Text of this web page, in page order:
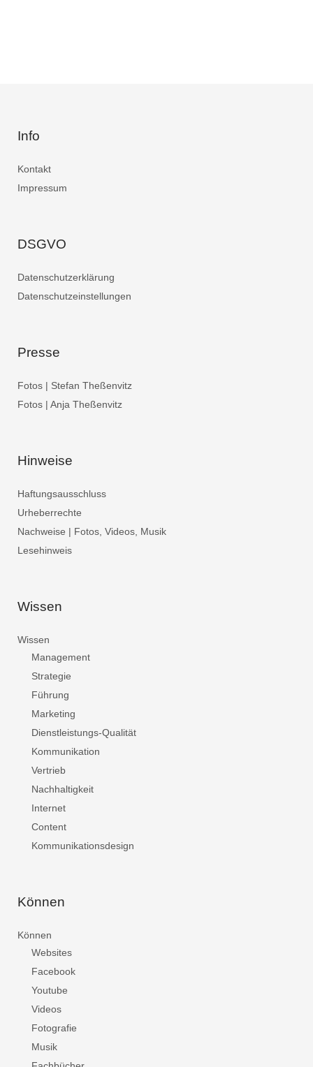
Info
Kontakt
Impressum
DSGVO
Datenschutzerklärung
Datenschutzeinstellungen
Presse
Fotos | Stefan Theßenvitz
Fotos | Anja Theßenvitz
Hinweise
Haftungsausschluss
Urheberrechte
Nachweise | Fotos, Videos, Musik
Lesehinweis
Wissen
Wissen
Management
Strategie
Führung
Marketing
Dienstleistungs-Qualität
Kommunikation
Vertrieb
Nachhaltigkeit
Internet
Content
Kommunikationsdesign
Können
Können
Websites
Facebook
Youtube
Videos
Fotografie
Musik